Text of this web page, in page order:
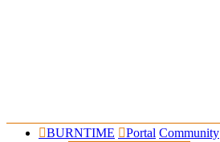
BURNTIME Portal Community